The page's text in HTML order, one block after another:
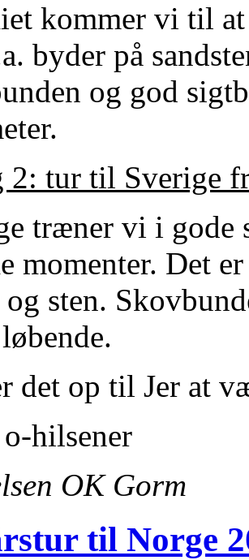
kommer vi til
byder på
og god
2: tur til Sverige
træner vi i gode
momenter. Det
sten.
det op til Jer at
hilsener
OK Gorm
til Norge